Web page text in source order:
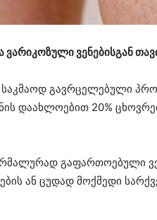
ვარიკოზული ვენებისგან
საკმაოდ გავრცელებული
დაახლოებით 20%
გაფართოებული
ან ცუდად მოქმედი